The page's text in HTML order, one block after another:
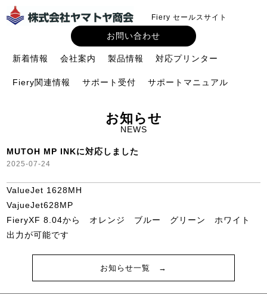
Fiery セールスサイト
お問い合わせ
新着情報 会社案内 製品情報 対応プリンター
Fiery関連情報 サポート受付 サポートマニュアル
お知らせ
NEWS
MUTOH MP INKに対応しました
2025-07-24
ValueJet 1628MH
VajueJet628MP
FieryXF 8.04から オレンジ ブルー グリーン ホワイト
出力が可能です
お知らせ一覧 →